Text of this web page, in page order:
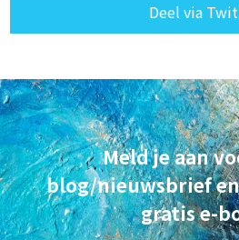
Deel via
Meld je aan
blog/nieuwsbrief
gratis e-